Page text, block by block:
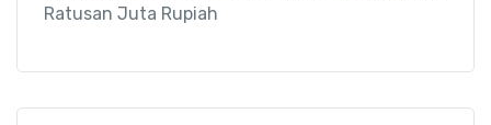
Ratusan Juta Rupiah